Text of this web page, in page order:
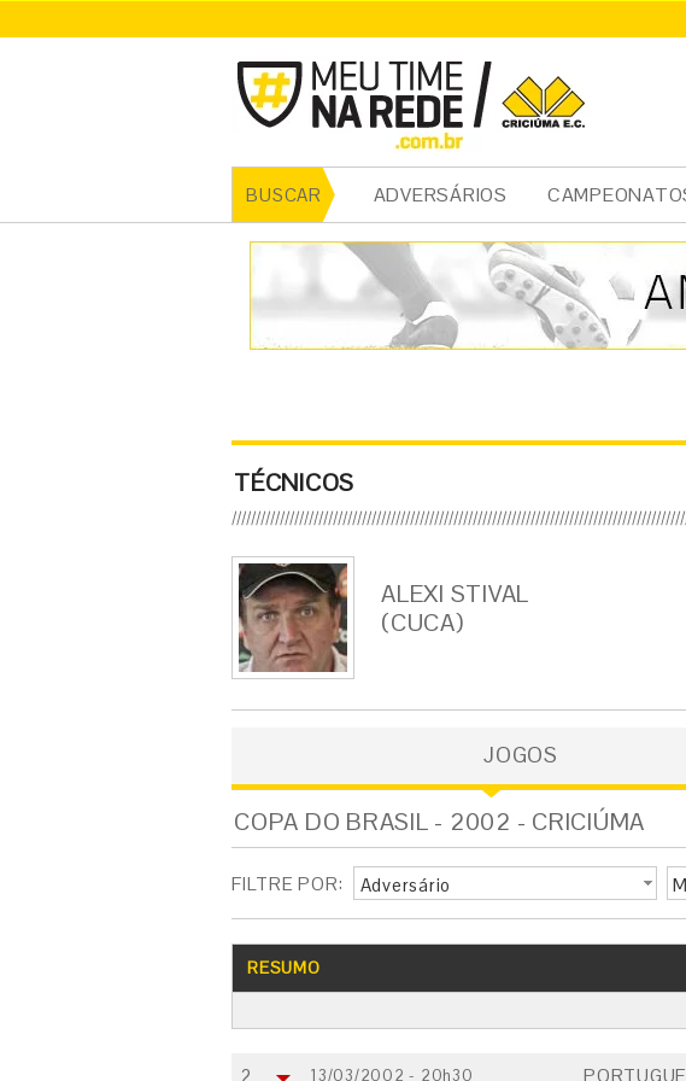
BUSCAR ADVERSÁRIOS
TÉCNICOS
ALEXI STIVAL
(CUCA)
JOGOS
COPA DO BRASIL - 2002 - CRICIÚMA
FILTRE POR: Adversário
RESUMO
2 13/03/2002 - 20h30